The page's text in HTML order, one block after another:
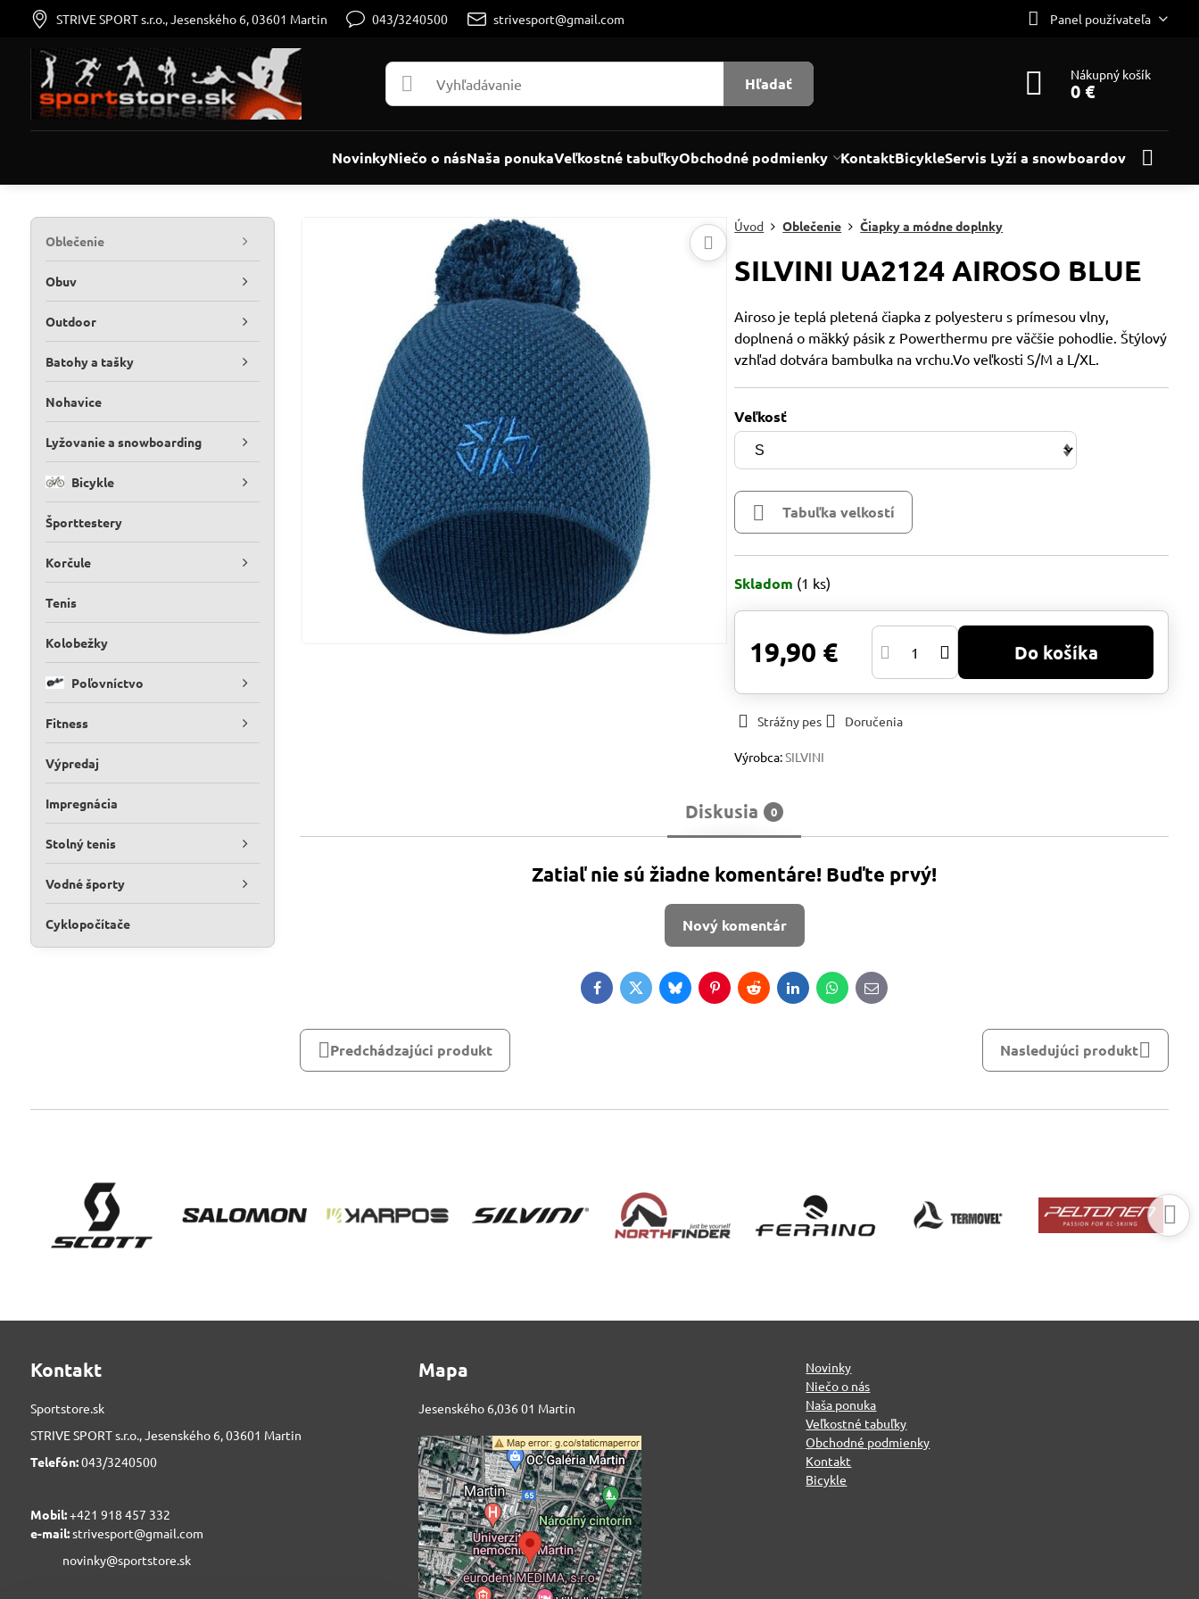
STRIVE SPORT s.r.o., Jesenského 6, 03601 Martin 043/3240500 strivesport@gmail.com Panel používateľa
Hľadať Nákupný košík
0 €
NovinkyNiečo o násNaša ponukaVeľkostné tabuľkyObchodné podmienky KontaktBicykleServis Lyží a snowboardov
Úvod Oblečenie Čiapky a módne doplnky
SILVINI UA2124 AIROSO BLUE
Airoso je teplá pletená čiapka z polyesteru s prímesou vlny,
doplnená o mäkký pásik z Powerthermu pre väčšie pohodlie. Štýlový
vzhľad dotvára bambulka na vrchu.Vo veľkosti S/M a L/XL.
Veľkosť
Tabuľka velkostí
Skladom (1 ks)
19,90 € Do košíka
Strážny pes Doručenia
Výrobca:SILVINI
Diskusia 0
Zatiaľ nie sú žiadne komentáre! Buďte prvý!
Nový komentár
FacebookTwitterBlueskyPinterestRedditLinkedInWhatsApp
E-
mail
Predchádzajúci produkt Nasledujúci produkt
Oblečenie
Obuv
Outdoor
Batohy a tašky
Nohavice
Lyžovanie a snowboarding
Bicykle
Športtestery
Korčule
Tenis
Kolobežky
Poľovníctvo
Fitness
Výpredaj
Impregnácia
Stolný tenis
Vodné športy
Cyklopočítače
Kontakt
Sportstore.sk
STRIVE SPORT s.r.o., Jesenského 6, 03601 Martin
Telefón:043/3240500
Mobil:+421 918 457 332
e-mail:strivesport@gmail.com
novinky@sportstore.sk
Mapa
Jesenského 6,036 01 Martin
Externý obsah je
blokovaný Voľbami
súkromia
Prajete si načítať externý obsah?
Novinky
Niečo o nás
Naša ponuka
Veľkostné tabuľky
Obchodné podmienky
Kontakt
Bicykle